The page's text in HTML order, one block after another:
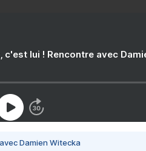
lui ! Rencontre avec
Damien Witecka